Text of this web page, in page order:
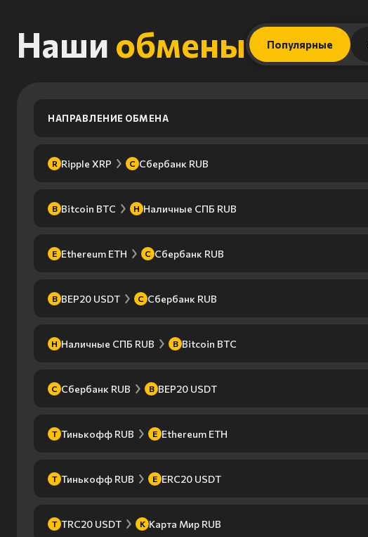
Наши обмены Популярные
НАПРАВЛЕНИЕ ОБМЕНА
R Ripple XRP С Сбербанк RUB
B Bitcoin BTC Н Наличные СПБ RUB
E Ethereum ETH С Сбербанк RUB
B BEP20 USDT С Сбербанк RUB
Н Наличные СПБ RUB B Bitcoin BTC
С Сбербанк RUB B BEP20 USDT
Т Тинькофф RUB E Ethereum ETH
Т Тинькофф RUB E ERC20 USDT
T TRC20 USDT К Карта Мир RUB